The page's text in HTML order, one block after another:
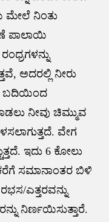
ನಿಂತು
ಪಾಲಾಯಿ
ಅದರಲ್ಲಿ ನೀರು
ಬದಿಯಿಂದ
ನೀವು ಚಿಮ್ಮುವ
ವೇಗ
ಇದು 6 ಕೋಲು
ಸಮಾನಾಂತರ ಬಿಳಿ
ಎತ್ತರವನ್ನು
ನಿರ್ಣಯಿಸುತ್ತಾರೆ.